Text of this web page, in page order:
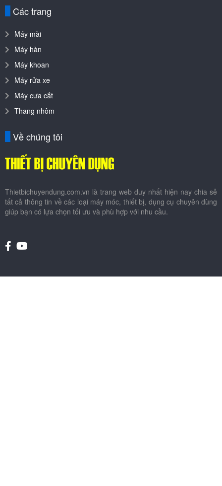
Các trang
Máy mài
Máy hàn
Máy khoan
Máy rửa xe
Máy cưa cắt
Thang nhôm
Về chúng tôi
Thietbichuyendung.com.vn là trang web duy nhất hiện nay chia sẻ
tất cả thông tin về các loại máy móc, thiết bị, dụng cụ chuyên dùng
giúp bạn có lựa chọn tối ưu và phù hợp với nhu cầu.